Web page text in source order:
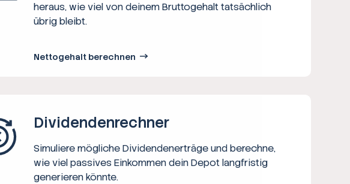
heraus, wie viel von deinem Bruttogehalt tatsächlich
übrig bleibt.
Nettogehalt berechnen
Dividenden­rechner
Simuliere mögliche Dividendenerträge und berechne,
wie viel passives Einkommen dein Depot langfristig
generieren könnte.